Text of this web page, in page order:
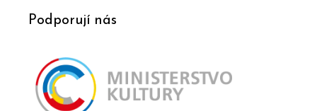
Podporují nás